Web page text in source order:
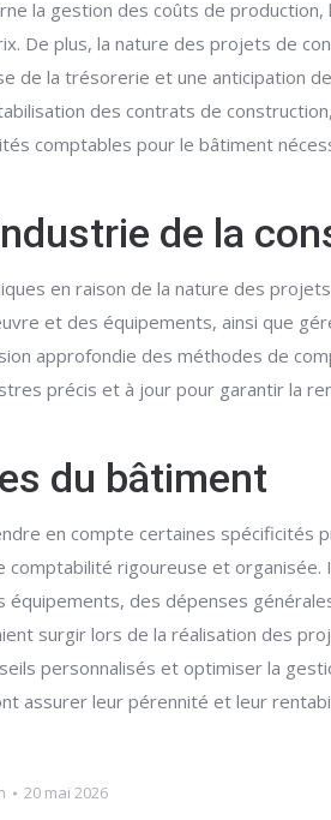
la gestion des coûts de
De plus, la nature des projets de
la trésorerie et une anticipation
des contrats de
comptables pour le bâtiment
de la
en raison de la nature des
et des équipements, ainsi que
approfondie des méthodes de
précis et à jour pour garantir la
du bâtiment
en compte certaines spécificités
rigoureuse et organisée.
des dépenses
surgir lors de la réalisation des
personnalisés et optimiser la
assurer leur pérennité et leur
20 mai 2026